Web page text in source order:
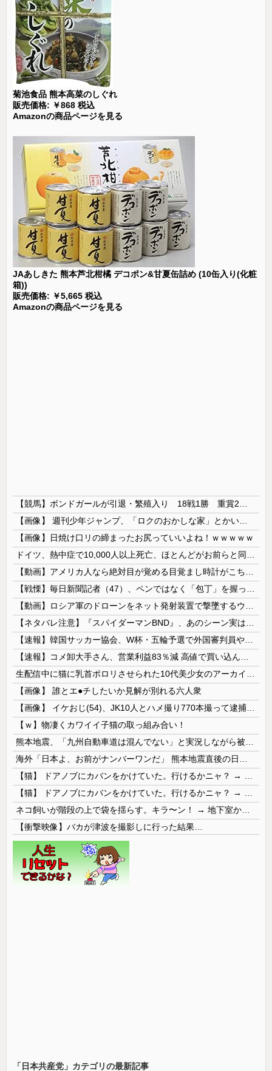
菊池食品 熊本高菜のしぐれ
販売価格: ￥868 税込
Amazonの商品ページを見る
JAあしきた 熊本芦北柑橘 デコポン&甘夏缶詰め (10缶入り(化粧
箱))
販売価格: ￥5,665 税込
Amazonの商品ページを見る
【画像】日焼け口リの締まったお尻っていいよね！ｗｗｗｗｗ
【画像】 誰とエ●チしたいか見解が別れる六人衆
【ｗ】物凄くカワイイ子猫の取っ組み合い！
【衝撃映像】バカが津波を撮影しに行った結果…
「日本共産党」カテゴリの最新記事